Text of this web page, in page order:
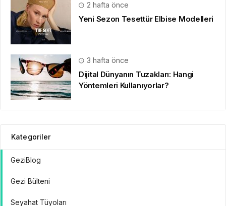
2 hafta önce
Yeni Sezon Tesettür Elbise Modelleri
3 hafta önce
Dijital Dünyanın Tuzakları: Hangi
Yöntemleri Kullanıyorlar?
Kategoriler
GeziBlog
Gezi Bülteni
Seyahat Tüyoları